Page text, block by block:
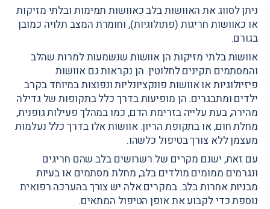
ניתן לסווג את האוושות בלב כאוושות תמימות ובלתי מזיקות
או כאוושות חריגות (פתולוגיות), וחומרת המצב תלויה כמובן
בגורם.
אוושות בלתי מזיקות הן אוושות שנשמעות למרות שהלב
והמסתמים תקינים לחלוטין. הן נקראות גם אוושות
פיזיולוגיות או אוושות פונקציונליות ונפוצות במיוחד בקרב
ילדים ומתבגרים. הן מופיעות בדרך כלל בתקופות של גדילה
מהירה, בעת עלייה בזרימת הדם, כמו במהלך פעילות גופנית,
מחלת חום, או בתקופת הריון. אוושות אלו בדרך כלל נעלמות
מעצמן ללא צורך בטיפול כלשהו.
עם זאת, ישנם מקרים של רשרושים בלב שהם חריגים
ונגרמים ממומים מולדים בלב, מחלת מסתמים או בעיות
מבניות אחרות בלב. במקרים אלה יש צורך בהערכה רפואית
נוספת כדי לקבוע את אופן הטיפול המתאים.